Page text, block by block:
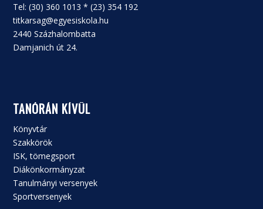
Tel: (30) 360 1013 * (23) 354 192
titkarsag@egyesiskola.hu
2440 Százhalombatta
Damjanich út 24.
TANÓRÁN KÍVÜL
Könyvtár
Szakkörök
ISK, tömegsport
Diákönkormányzat
Tanulmányi versenyek
Sportversenyek